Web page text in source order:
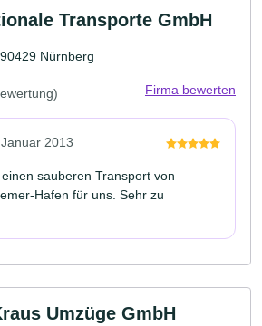
Transporte GmbH
Nürnberg
Firma bewerten
2013
sauberen Transport von
Hafen für uns. Sehr zu
Umzüge GmbH